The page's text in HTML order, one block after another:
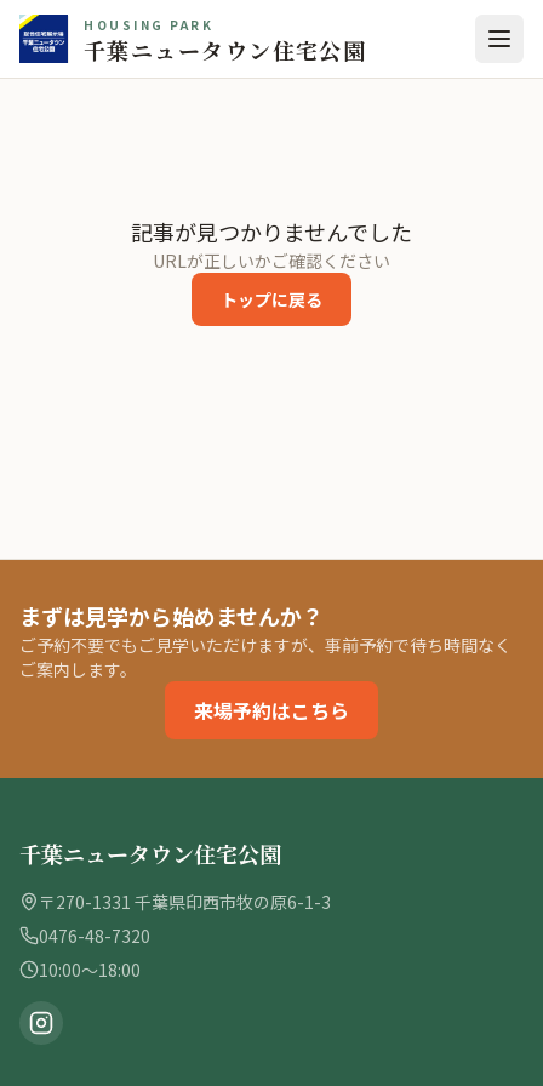
HOUSING PARK
千葉ニュータウン住宅公園
記事が見つかりませんでした
URLが正しいかご確認ください
トップに戻る
まずは見学から始めませんか？
ご予約不要でもご見学いただけますが、事前予約で待ち時間なく
ご案内します。
来場予約はこちら
千葉ニュータウン住宅公園
〒270-1331 千葉県印西市牧の原6-1-3
0476-48-7320
10:00〜18:00